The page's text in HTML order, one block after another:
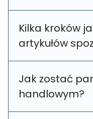
Kilka kroków
artykułów
Jak zostać
handlowym?